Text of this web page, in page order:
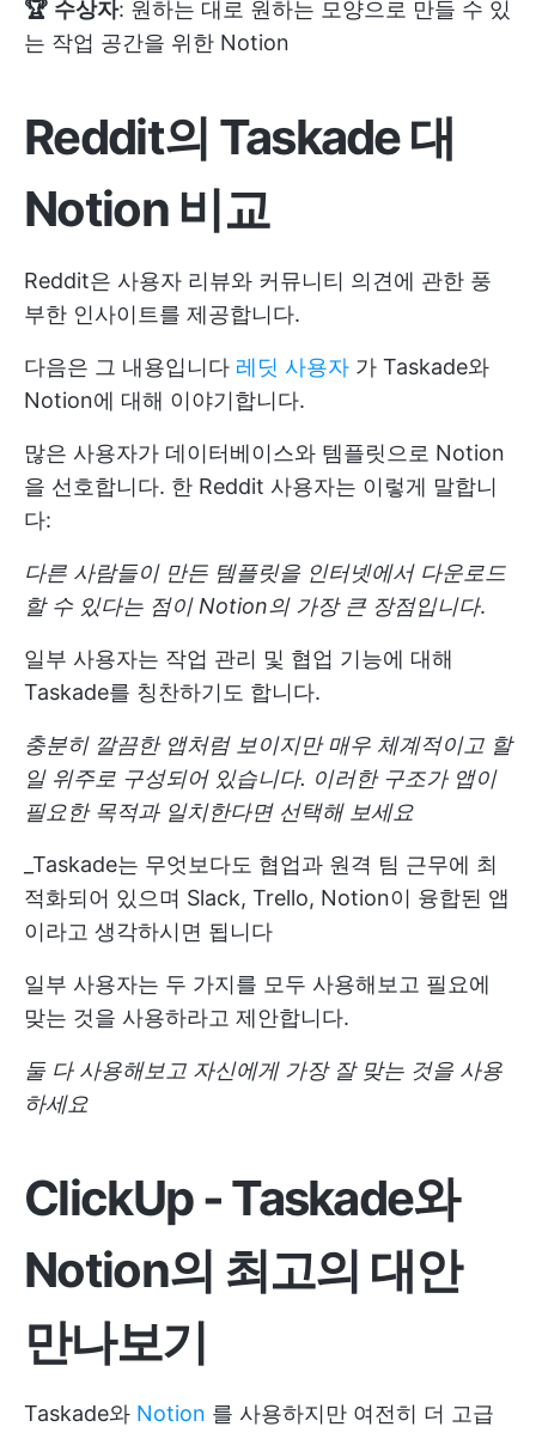
🏆 수상자: 원하는 대로 원하는 모양으로 만들 수 있
는 작업 공간을 위한 Notion
Reddit의 Taskade 대
Notion 비교
Reddit은 사용자 리뷰와 커뮤니티 의견에 관한 풍
부한 인사이트를 제공합니다.
다음은 그 내용입니다 레딧 사용자 가 Taskade와
Notion에 대해 이야기합니다.
많은 사용자가 데이터베이스와 템플릿으로 Notion
을 선호합니다. 한 Reddit 사용자는 이렇게 말합니
다:
다른 사람들이 만든 템플릿을 인터넷에서 다운로드
할 수 있다는 점이 Notion의 가장 큰 장점입니다.
일부 사용자는 작업 관리 및 협업 기능에 대해
Taskade를 칭찬하기도 합니다.
충분히 깔끔한 앱처럼 보이지만 매우 체계적이고 할
일 위주로 구성되어 있습니다. 이러한 구조가 앱이
필요한 목적과 일치한다면 선택해 보세요
_Taskade는 무엇보다도 협업과 원격 팀 근무에 최
적화되어 있으며 Slack, Trello, Notion이 융합된 앱
이라고 생각하시면 됩니다
일부 사용자는 두 가지를 모두 사용해보고 필요에
맞는 것을 사용하라고 제안합니다.
둘 다 사용해보고 자신에게 가장 잘 맞는 것을 사용
하세요
ClickUp - Taskade와
Notion의 최고의 대안
만나보기
Taskade와 Notion 를 사용하지만 여전히 더 고급